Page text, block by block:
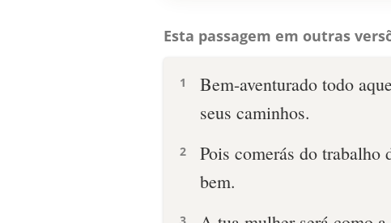
Esta passagem em outras
1
Bem-aventurado todo
seus caminhos.
2
Pois comerás do trabalho
bem.